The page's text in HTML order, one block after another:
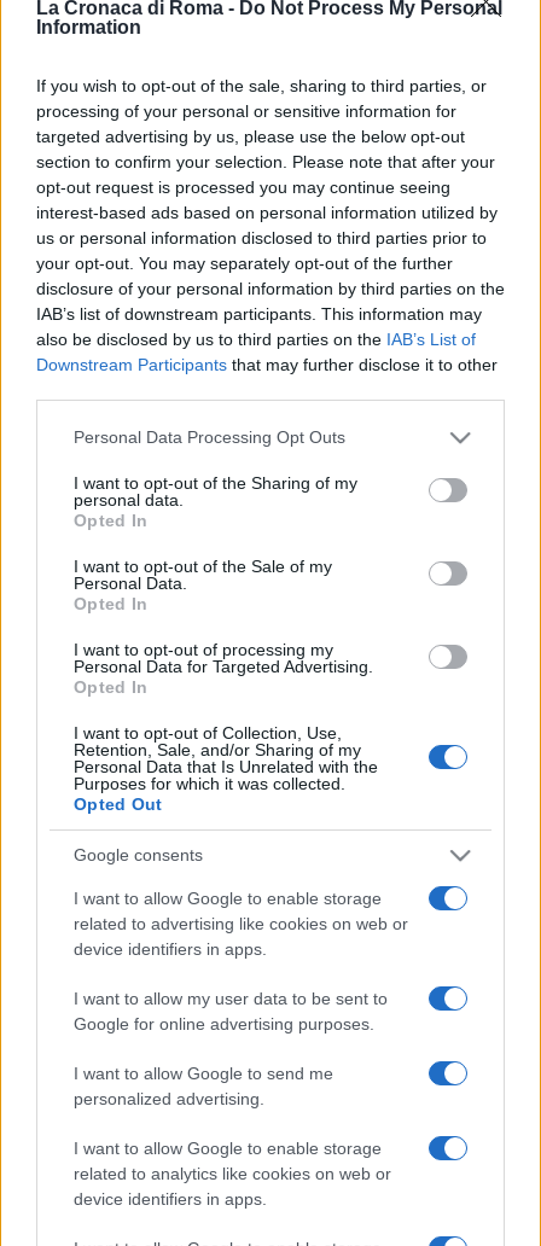
La Cronaca di Roma - Do Not Process My Personal
Information
If you wish to opt-out of the sale, sharing to third parties, or
processing of your personal or sensitive information for
targeted advertising by us, please use the below opt-out
section to confirm your selection. Please note that after your
opt-out request is processed you may continue seeing
interest-based ads based on personal information utilized by
us or personal information disclosed to third parties prior to
your opt-out. You may separately opt-out of the further
disclosure of your personal information by third parties on the
IAB’s list of downstream participants. This information may
also be disclosed by us to third parties on the IAB’s List of
Downstream Participants that may further disclose it to other
Please note that this website/app uses one or more Google
not limited to your visit or usage behaviour. You may click to
grant or deny consent to Google and its third-party tags to
use your data for below specified purposes in below Google
consent section.
Personal Data Processing Opt Outs
I want to opt-out of the Sharing of my
personal data.
Opted In
I want to opt-out of the Sale of my
Personal Data.
Opted In
I want to opt-out of processing my
Personal Data for Targeted Advertising.
Opted In
I want to opt-out of Collection, Use,
Retention, Sale, and/or Sharing of my
Personal Data that Is Unrelated with the
Purposes for which it was collected.
Opted Out
Google consents
I want to allow Google to enable storage
related to advertising like cookies on web or
device identifiers in apps.
I want to allow my user data to be sent to
Google for online advertising purposes.
I want to allow Google to send me
personalized advertising.
I want to allow Google to enable storage
related to analytics like cookies on web or
device identifiers in apps.
Al centro di Roma, in un caldo pomeriggio di
una palestra abbandonata di San Lorenzo in un
rifugio per chi vive…
Leggi l’articolo →
ULTIME NOTIZIE
Roma sotto assedio: turisti nel
mirino di bande criminali, arresti e
paura
Maxi rissa a Nettuno: il riflesso di
una società in crisi
33 minuti fa
Risse a Trastevere: violenza
48 minuti fa
violenza è diventata la norma?
56 minuti fa
Roma, il crollo contro il Brighton:
1 ora fa
PIÙ LETTE
stradale a rischio tra indifferenza e
irresponsabilità